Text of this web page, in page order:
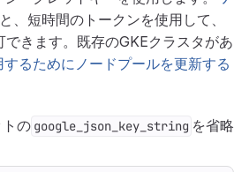
、短時間のトークンを使用して、
きます。既存のGKEクラスタがあ
るためにノードプールを更新する
の google_json_key_string を省略